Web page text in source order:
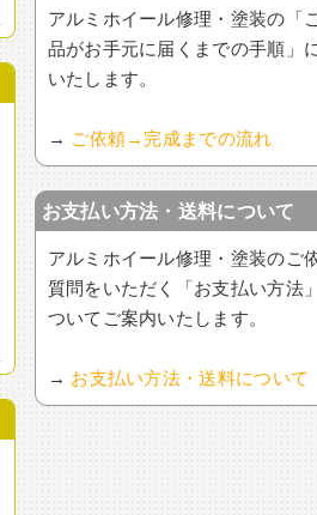
アルミホイール修理・塗装の「
品がお手元に届くまでの手順」
いたします。
→ ご依頼→完成までの流れ
お支払い方法・送料について
アルミホイール修理・塗装のご
質問をいただく「お支払い方法
ついてご案内いたします。
→ お支払い方法・送料について